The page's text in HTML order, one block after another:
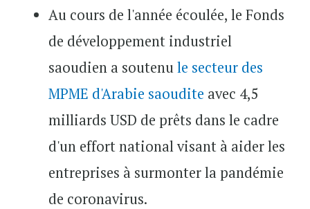
Au cours de l'année écoulée, le Fonds
de développement industriel
saoudien a soutenule secteur des
MPME d'Arabie saoudite avec 4,5
milliards USD de prêts dans le cadre
d'un effort national visant à aider les
entreprises à surmonter la pandémie
de coronavirus.